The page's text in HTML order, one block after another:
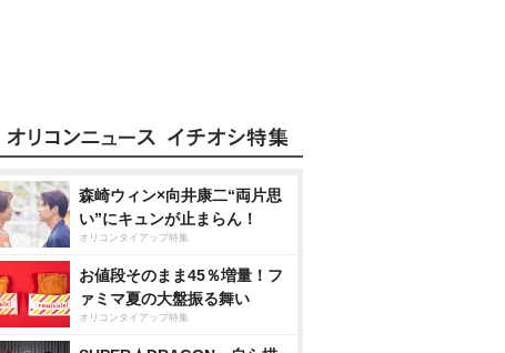
森崎ウィン×向井康二“両片思
い”にキュンが止まらん！
オリコンタイアップ特集
お値段そのまま45％増量！フ
ァミマ夏の大盤振る舞い
オリコンタイアップ特集